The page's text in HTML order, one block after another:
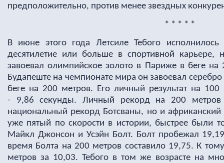
предположительно, против менее звездных
* * * * *
В июне этого года Летсиле Тебого
десятилетие или больше в спортивной карьере,
завоевал олимпийское золото в Париже в беге
Будапеште на чемпионате мира он завоевал
беге на 200 метров. Его личный результат на
- 9,86 секунды. Личный рекорд на 200
национальный рекорд Ботсваны, но и
уже пятый по скорости в истории, быстрее были
Майкл Джонсон и Усэйн Болт. Болт пробежал
время Болта на 200 метров составило 19,75. К
метров за 10,03. Тебого в том же возрасте на